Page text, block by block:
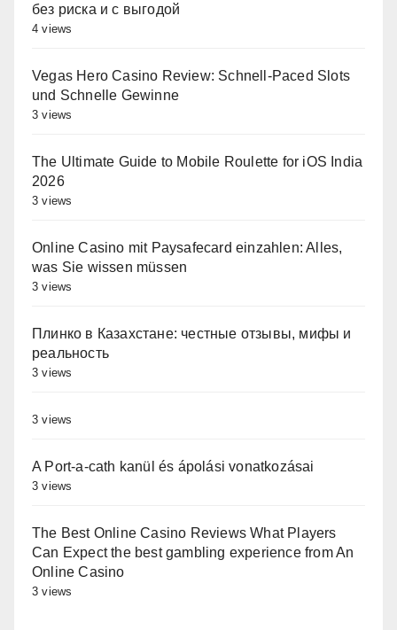
без риска и с выгодой
4 views
Vegas Hero Casino Review: Schnell‑Paced Slots
und Schnelle Gewinne
3 views
The Ultimate Guide to Mobile Roulette for iOS India
2026
3 views
Online Casino mit Paysafecard einzahlen: Alles,
was Sie wissen müssen
3 views
Плинко в Казахстане: честные отзывы, мифы и
реальность
3 views
3 views
A Port-a-cath kanül és ápolási vonatkozásai
3 views
The Best Online Casino Reviews What Players
Can Expect the best gambling experience from An
Online Casino
3 views